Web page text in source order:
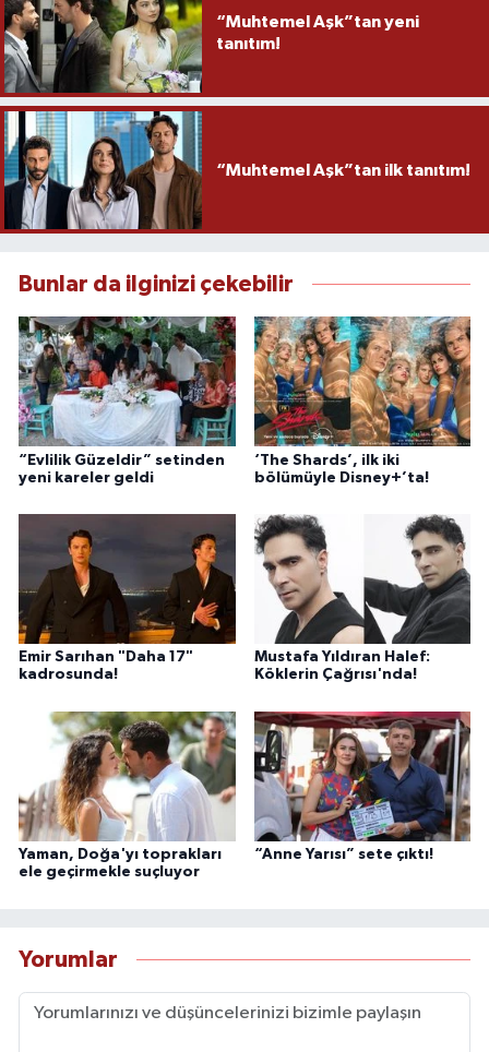
“Muhtemel Aşk”tan yeni
tanıtım!
“Muhtemel Aşk”tan ilk tanıtım!
Bunlar da ilginizi çekebilir
“Evlilik Güzeldir” setinden
yeni kareler geldi
‘The Shards’, ilk iki
bölümüyle Disney+’ta!
Emir Sarıhan "Daha 17"
kadrosunda!
Mustafa Yıldıran Halef:
Köklerin Çağrısı'nda!
Yaman, Doğa'yı toprakları
ele geçirmekle suçluyor
“Anne Yarısı” sete çıktı!
Yorumlar